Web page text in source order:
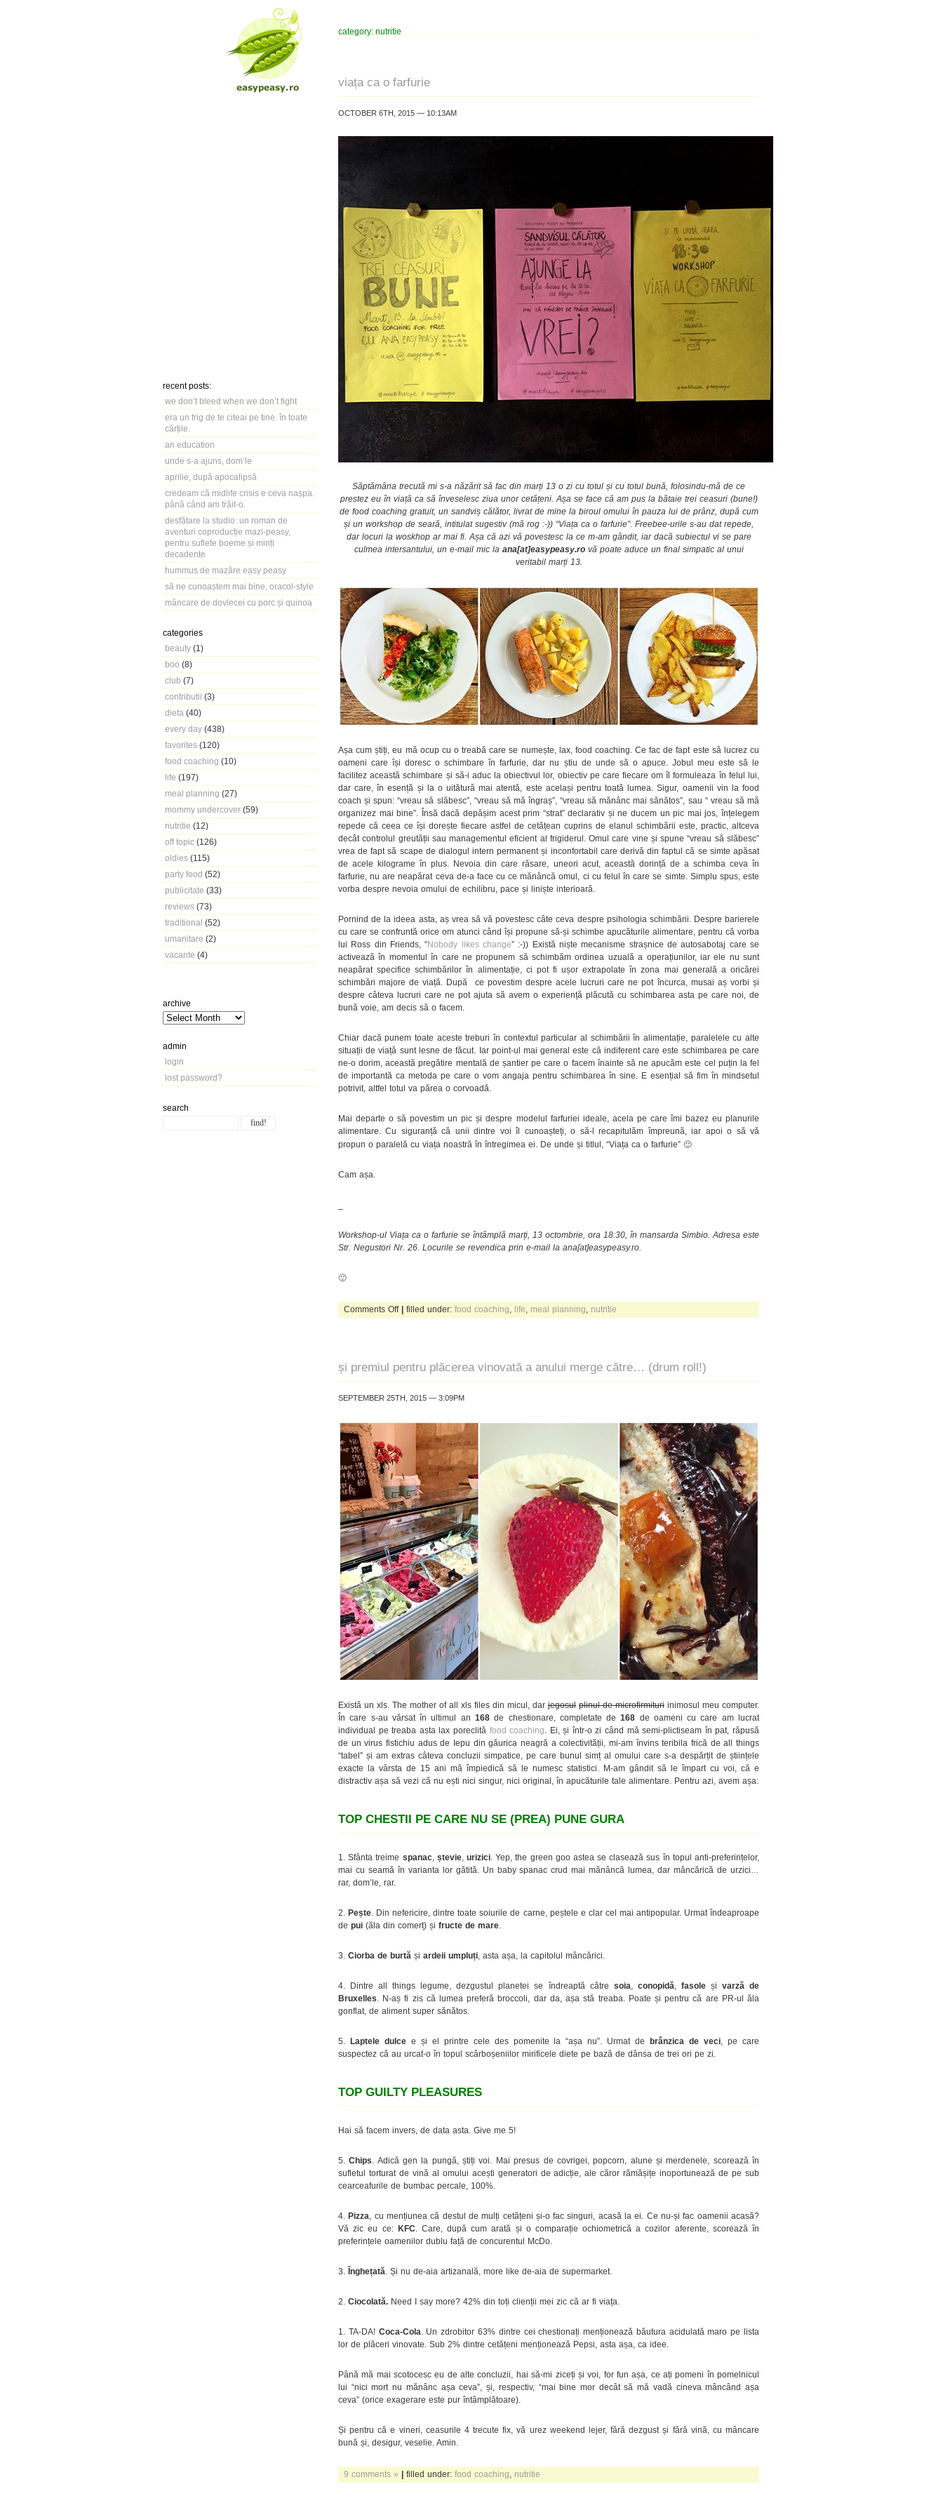
recent posts:
we don’t bleed when we don’t fight
era un frig de te citeai pe tine. în toate
cărțile.
an education
unde s-a ajuns, dom’le
aprilie, după apocalipsă
credeam că midlife crisis e ceva nașpa.
până când am trăit-o.
desfătare la studio: un roman de
aventuri coproducție mazi-peasy,
pentru suflete boeme și minți
decadente
hummus de mazăre easy peasy
să ne cunoaștem mai bine, oracol-style
mâncare de dovlecei cu porc și quinoa
categories
beauty (1)
boo (8)
club (7)
contributii (3)
dieta (40)
every day (438)
favorites (120)
food coaching (10)
life (197)
meal planning (27)
mommy undercover (59)
nutritie (12)
off topic (126)
oldies (115)
party food (52)
publicitate (33)
reviews (73)
traditional (52)
umanitare (2)
vacante (4)
archive
admin
login
lost password?
search
category: nutritie
viața ca o farfurie
OCTOBER 6TH, 2015 — 10:13AM
Săptămâna trecută mi s-a năzărit să fac din marți 13 o zi cu totul și cu totul bună, folosindu-mă de ce
prestez eu în viață ca să înveselesc ziua unor cetățeni. Așa se face că am pus la bătaie trei ceasuri (bune!)
de food coaching gratuit, un sandviș călător, livrat de mine la biroul omului în pauza lui de prânz, după cum
și un workshop de seară, intitulat sugestiv (mă rog :-)) “Viața ca o farfurie”. Freebee-urile s-au dat repede,
dar locuri la woskhop ar mai fi. Așa că azi vă povestesc la ce m-am gândit, iar dacă subiectul vi se pare
culmea intersantului, un e-mail mic la ana[at]easypeasy.rovă poate aduce un final simpatic al unui
veritabil marți 13.
Așa cum știți, eu mă ocup cu o treabă care se numește, lax, food coaching. Ce fac de fapt este să lucrez cu
oameni care își doresc o schimbare în farfurie, dar nu știu de unde să o apuce. Jobul meu este să le
facilitez această schimbare și să-i aduc la obiectivul lor, obiectiv pe care fiecare om îl formuleaza în felul lui,
dar care, în esență și la o uitătură mai atentă, este același pentru toată lumea. Sigur, oamenii vin la food
coach și spun: “vreau să slăbesc”, “vreau să mă îngraș”, “vreau să mănânc mai sănătos”, sau “ vreau să mă
organizez mai bine”. Însă dacă depășim acest prim “strat” declarativ și ne ducem un pic mai jos, înțelegem
repede că ceea ce își dorește fiecare astfel de cetățean cuprins de elanul schimbării este, practic, altceva
decât controlul greutății sau managementul eficient al frigiderul. Omul care vine și spune “vreau să slăbesc”
vrea de fapt să scape de dialogul intern permanent și inconfortabil care derivă din faptul că se simte apăsat
de acele kilograme în plus. Nevoia din care răsare, uneori acut, această dorință de a schimba ceva în
farfurie, nu are neapărat ceva de-a face cu ce mănâncă omul, ci cu felul în care se simte. Simplu spus, este
vorba despre nevoia omului de echilibru, pace și liniște interioară.
Pornind de la ideea asta, aș vrea să vă povestesc câte ceva despre psihologia schimbării. Despre barierele
cu care se confruntă orice om atunci când își propune să-și schimbe apucăturile alimentare, pentru că vorba
lui Ross din Friends, “Nobody likes change” :-)) Există niște mecanisme strașnice de autosabotaj care se
activează în momentul în care ne propunem să schimbăm ordinea uzuală a operațiunilor, iar ele nu sunt
neapărat specifice schimbărilor în alimentație, ci pot fi ușor extrapolate în zona mai generală a oricărei
schimbări majore de viață. După ce povestim despre acele lucruri care ne pot încurca, musai aș vorbi și
despre câteva lucruri care ne pot ajuta să avem o experiență plăcută cu schimbarea asta pe care noi, de
bună voie, am decis să o facem.
Chiar dacă punem toate aceste treburi în contextul particular al schimbării în alimentație, paralelele cu alte
situații de viață sunt lesne de făcut. Iar point-ul mai general este că indiferent care este schimbarea pe care
ne-o dorim, această pregătire mentală de șantier pe care o facem înainte să ne apucăm este cel puțin la fel
de importantă ca metoda pe care o vom angaja pentru schimbarea în sine. E esențial să fim în mindsetul
potrivit, altfel totul va părea o corvoadă.
Mai departe o să povestim un pic și despre modelul farfuriei ideale, acela pe care îmi bazez eu planurile
alimentare. Cu siguranță că unii dintre voi îl cunoașteți, o să-l recapitulăm împreună, iar apoi o să vă
propun o paralelă cu viața noastră în întregimea ei. De unde și titlul, “Viața ca o farfurie” 🙂
Cam așa.
Workshop-ul Viața ca o farfurie se întâmplă marți, 13 octombrie, ora 18:30, în mansarda Simbio. Adresa este
Str. Negustori Nr. 26. Locurile se revendica prin e-mail la ana[at]easypeasy.ro.
🙂
Comments Offon
viața
| filled under: food coaching life meal planning nutritie
și premiul pentru plăcerea vinovată a anului merge către… (drum roll!)
SEPTEMBER 25TH, 2015 — 3:09PM
Există un xls. The mother of all xls files din micul, dar jegosul plinul de microfirmituri inimosul meu computer.
În care s-au vărsat în ultimul an 168de chestionare, completate de168 de oameni cu care am lucrat
individual pe treaba asta lax poreclită food coaching . Ei, și într-o zi când mă semi-plictiseam în pat, răpusă
de un virus fistichiu adus de Iepu din găurica neagră a colectivității, mi-am învins teribila frică de all things
“tabel” și am extras câteva concluzii simpatice, pe care bunul simț al omului care s-a despărțit de științele
exacte la vârsta de 15 ani mă împiedică să le numesc statistici. M-am gândit să le împart cu voi, că e
distractiv așa să vezi că nu ești nici singur, nici original, în apucăturile tale alimentare. Pentru azi, avem așa:
TOP CHESTII PE CARE NU SE (PREA) PUNE GURA
1. Sfânta treime spanac, ștevie, urizici. Yep, the green goo astea se clasează sus în topul anti-preferințelor,
mai cu seamă în varianta lor gătită. Un baby spanac crud mai mănâncă lumea, dar mâncărică de urzici…
rar, dom’le, rar.
2.Pește . Din nefericire, dintre toate soiurile de carne, peștele e clar cel mai antipopular. Urmat îndeaproape
de pui (ăla din comerț) și fructe de mare
3. Ciorba de burtă și ardeii umpluți , asta așa, la capitolul mâncărici.
4. Dintre all things legume, dezgustul planetei se îndreaptă către soia conopidă fasoleși varză de
Bruxelles . N-aș fi zis că lumea preferă broccoli, dar da, așa stă treaba. Poate și pentru că are PR-ul ăla
gonflat, de aliment super sănătos.
5. Laptele dulcee și el printre cele des pomenite la “așa nu”. Urmat debrânzica de veci , pe care
suspectez că au urcat-o în topul scârboșeniilor mirificele diete pe bază de dânsa de trei ori pe zi.
TOP GUILTY PLEASURES
Hai să facem invers, de data asta. Give me 5!
5.Chips
. Adică gen la pungă, știți voi. Mai presus de covrigei, popcorn, alune și merdenele, scorează în
sufletul torturat de vină al omului acești generatori de adicție, ale căror rămășițe inoportunează de pe sub
cearceafurile de bumbac percale, 100%.
4.Pizza
, cu mențiunea că destul de mulți cetățeni și-o fac singuri, acasă la ei. Ce nu-și fac oamenii acasă?
Vă zic eu ce: KFC. Care, după cum arată și o comparație ochiometrică a cozilor aferente, scorează în
preferințele oamenilor dublu față de concurentul McDo.
3. Înghețată . Și nu de-aia artizanală, more like de-aia de supermarket.
2. Ciocolată. Need I say more? 42% din toți clienții mei zic că ar fi viața.
1. TA-DA! Coca-Cola . Un zdrobitor 63% dintre cei chestionați menționează băutura acidulată maro pe lista
lor de plăceri vinovate. Sub 2% dintre cetățeni menționează Pepsi, asta așa, ca idee.
Până mă mai scotocesc eu de alte concluzii, hai să-mi ziceți și voi, for fun așa, ce ați pomeni în pomelnicul
lui “nici mort nu mănânc așa ceva”, și, respectiv, “mai bine mor decât să mă vadă cineva mâncând așa
ceva” (orice exagerare este pur întâmplătoare).
Și pentru că e vineri, ceasurile 4 trecute fix, vă urez weekend lejer, fără dezgust și fără vină, cu mâncare
bună și, desigur, veselie. Amin.
9 comments » | filled under: food coaching nutritie